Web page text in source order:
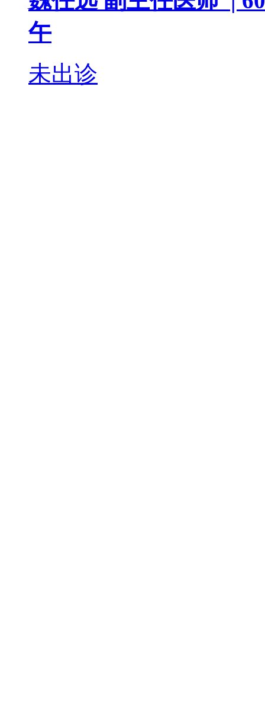
午
未出诊